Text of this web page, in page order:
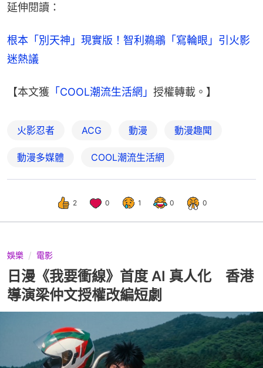
延伸閱讀：
根本「別天神」現實版！智利鵜鶘「寫輪眼」引火影
迷熱議
【本文獲 「COOL潮流生活網」 授權轉載。】
火影忍者 ACG 動漫 動漫趣聞
動漫多媒體 COOL潮流生活網
2 0 1 0 0
娛樂 電影
日漫《我要衝線》首度 AI 真人化 香港
導演梁仲文授權改編短劇